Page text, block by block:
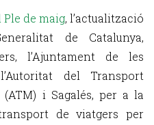
Ple de maig, l’actualització
de Catalunya,
l’Ajuntament de les
del Transport
i Sagalés, per a la
de viatgers per